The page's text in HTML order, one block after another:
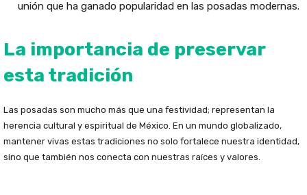
unión que ha ganado popularidad en las posadas modernas.
La importancia de preservar
esta tradición
Las posadas son mucho más que una festividad; representan la
herencia cultural y espiritual de México. En un mundo globalizado,
mantener vivas estas tradiciones no solo fortalece nuestra identidad,
sino que también nos conecta con nuestras raíces y valores.